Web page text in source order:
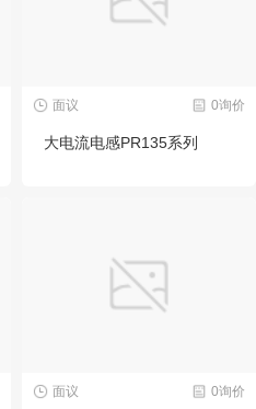
0询价
面议
大电流电感PR135系列
0询价
面议